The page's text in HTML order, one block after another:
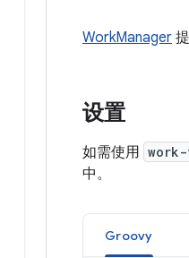
WorkManager
设置
如需使用
中。
Groovy